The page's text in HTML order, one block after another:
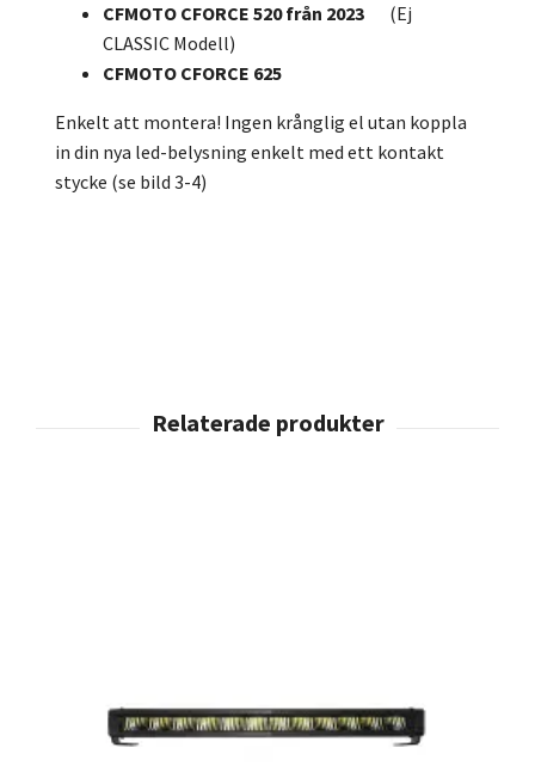
CFMOTO CFORCE 520 från 2023 (Ej
CLASSIC Modell)
CFMOTO CFORCE 625
Enkelt att montera! Ingen krånglig el utan koppla
in din nya led-belysning enkelt med ett kontakt
stycke (se bild 3-4)